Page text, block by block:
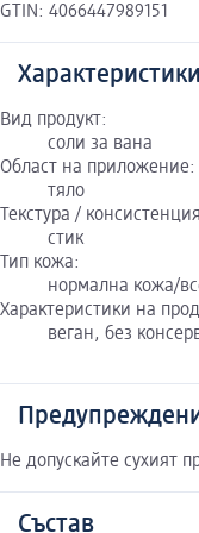
GTIN: 4066447989151
Вид продукт:
соли за вана
Област на приложение:
тяло
Текстура /
стик
Тип кожа:
нормална кожа/
Характеристики на
веган, без
Не допускайте сухият
Състав